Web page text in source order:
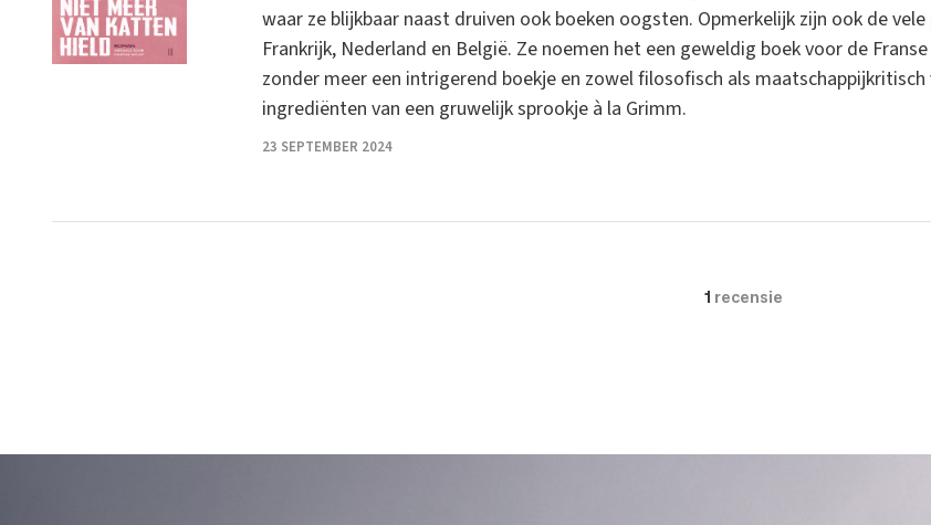
waar ze blijkbaar naast druiven ook boeken oogsten. Opmerkelijk zijn ook de
Frankrijk, Nederland en België. Ze noemen het een geweldig boek voor de
zonder meer een intrigerend boekje en zowel filosofisch als
ingrediënten van een gruwelijk sprookje à la Grimm.
23 SEPTEMBER 2024
1 recensie